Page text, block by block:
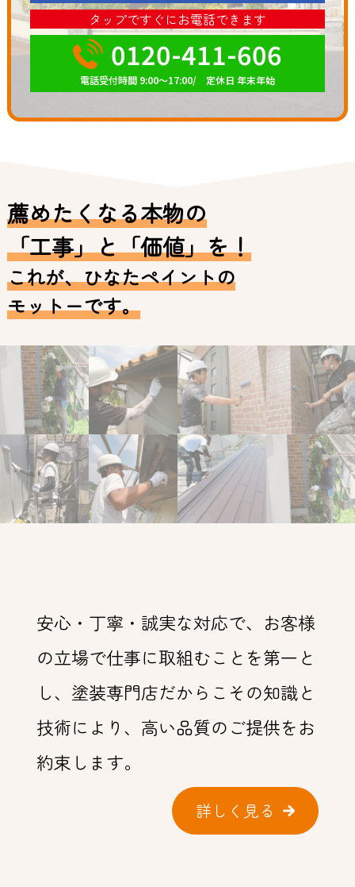
タップですぐにお電話できます
0120-411-606
電話受付時間 9:00～17:00/ 定休日 年末年始
薦めたくなる本物の
「工事」と「価値」を！
これが、ひなたペイントの
モットーです。
安心・丁寧・誠実な対応で、お客様
の立場で仕事に取組むことを第一と
し、塗装専門店だからこその知識と
技術により、高い品質のご提供をお
約束します。
詳しく見る